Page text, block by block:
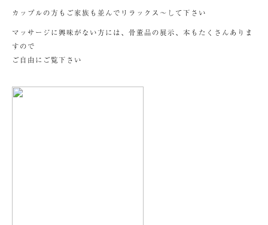
カップルの方もご家族も並んでリラックス～して下さい
マッサージに興味がない方には、骨董品の展示、本もたくさんありま
すので
ご自由にご覧下さい